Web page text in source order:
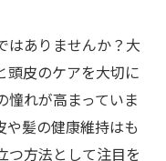
はありませんか？大
頭皮のケアを大切に
憧れが高まっていま
髪の健康維持はも
つ方法として注目を